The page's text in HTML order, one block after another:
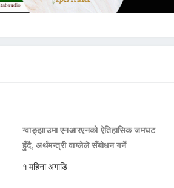
ग्वाङ्झाउमा एनआरएनको ऐतिहासिक जमघट
हुँदै, अर्थमन्त्री वाग्लेले सँबोधन गर्ने
१ महिना अगाडि